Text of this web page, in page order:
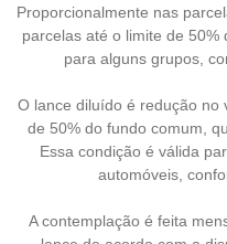
Proporcionalmente nas
parcelas até o limite de
para alguns grupos,
O lance diluído é redução no
de 50% do fundo comum,
Essa condição é válida
automóveis,
A contemplação é feita